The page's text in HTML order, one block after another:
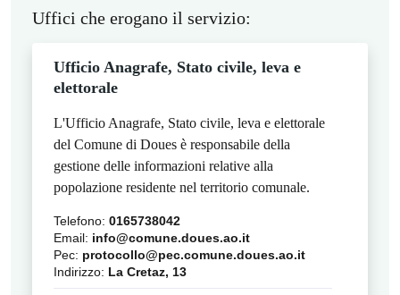
Uffici che erogano il servizio:
Ufficio Anagrafe, Stato civile, leva e
elettorale
L'Ufficio Anagrafe, Stato civile, leva e elettorale
del Comune di Doues è responsabile della
gestione delle informazioni relative alla
popolazione residente nel territorio comunale.
Telefono: 0165738042
Email: info@comune.doues.ao.it
Pec: protocollo@pec.comune.doues.ao.it
Indirizzo: La Cretaz, 13